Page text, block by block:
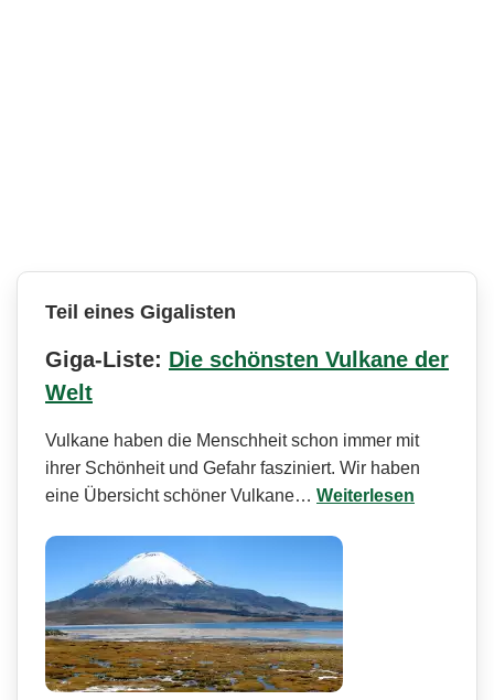
Teil eines Gigalisten
Giga-Liste: Die schönsten Vulkane der
Welt
Vulkane haben die Menschheit schon immer mit
ihrer Schönheit und Gefahr fasziniert. Wir haben
eine Übersicht schöner Vulkane… Weiterlesen